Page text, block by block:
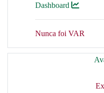
Dashboard
Nunca foi VAR